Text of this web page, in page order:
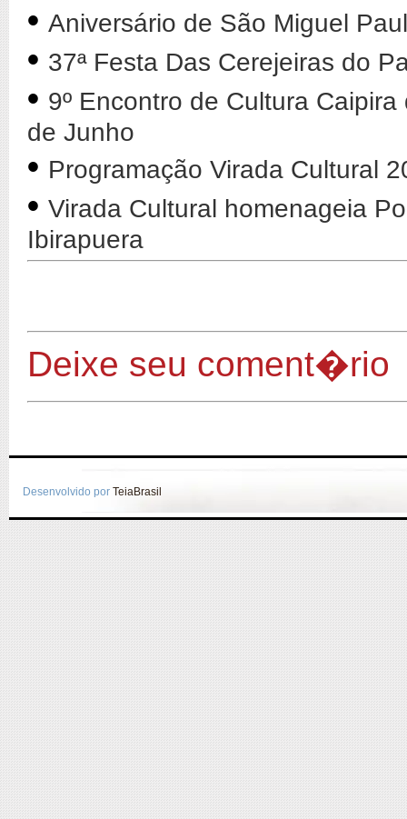
• Aniversário de São Miguel
• 37ª Festa Das Cerejeiras do
• 9º Encontro de Cultura
de Junho
• Programação Virada Cultural
• Virada Cultural homenageia
Ibirapuera
Deixe seu coment�rio
Desenvolvido por TeiaBrasil